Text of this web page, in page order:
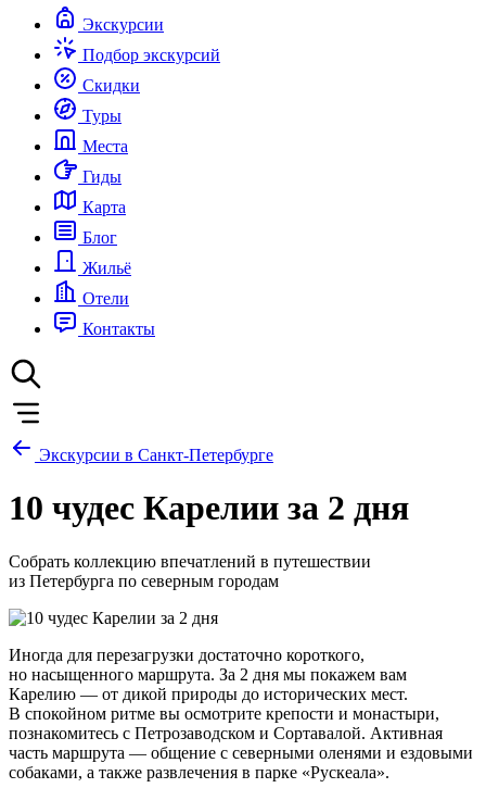
Экскурсии
Подбор экскурсий
Скидки
Туры
Места
Гиды
Карта
Блог
Жильё
Отели
Контакты
Экскурсии в Санкт-Петербурге
10 чудес Карелии за 2 дня
Собрать коллекцию впечатлений в путешествии
из Петербурга по северным городам
Иногда для перезагрузки достаточно короткого,
но насыщенного маршрута. За 2 дня мы покажем вам
Карелию — от дикой природы до исторических мест.
В спокойном ритме вы осмотрите крепости и монастыри,
познакомитесь с Петрозаводском и Сортавалой. Активная
часть маршрута — общение с северными оленями и ездовыми
собаками, а также развлечения в парке «Рускеала».